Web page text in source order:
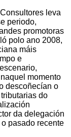
leva
periodo,
promotoras
polo ano 2008,
máis
e
momento
descoñecían o
do
da delegación
pasado recente